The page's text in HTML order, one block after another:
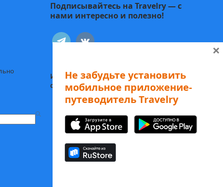
Подписывайтесь на Travelry — с
нами интересно и полезно!
telegramvkontakte
Иду к себе:Статьи о психологии и
саморазвитии
Не забудьте установить
мобильное приложение-
путеводитель Travelry
×